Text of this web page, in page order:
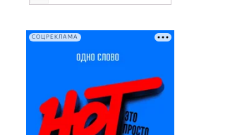
СОЦРЕКЛАМА